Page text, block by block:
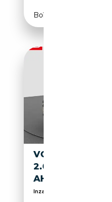
Boîte automatique
VOLKSWAGEN
2.0 TDI DSG
AHK KAMERA
Inzahlungnahme